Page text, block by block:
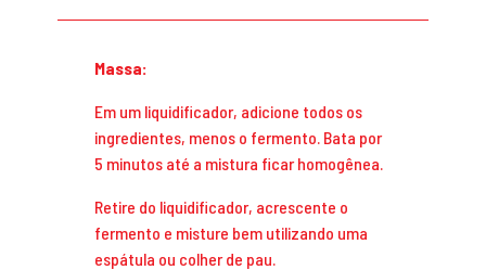
Massa:
Em um liquidificador, adicione todos os
ingredientes, menos o fermento. Bata por
5 minutos até a mistura ficar homogênea.
Retire do liquidificador, acrescente o
fermento e misture bem utilizando uma
espátula ou colher de pau.